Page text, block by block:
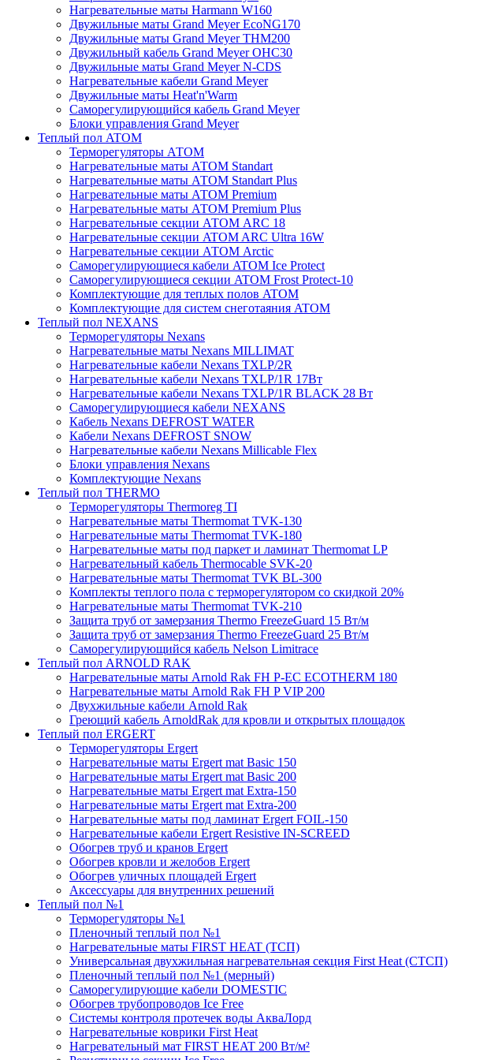
Нагревательные маты Harmann W160
Двужильные маты Grand Meyer EcoNG170
Двужильные маты Grand Meyer THM200
Двужильный кабель Grand Meyer OHC30
Двужильные маты Grand Meyer N-CDS
Нагревательные кабели Grand Meyer
Двужильные маты Heat'n'Warm
Саморегулирующийся кабель Grand Meyer
Блоки управления Grand Meyer
Теплый пол ATOM
Терморегуляторы АТОМ
Нагревательные маты АТОМ Standart
Нагревательные маты АТОМ Standart Plus
Нагревательные маты АТОМ Premium
Нагревательные маты АТОМ Premium Plus
Нагревательные секции АТОМ ARC 18
Нагревательные секции ATOM ARC Ultra 16W
Нагревательные секции АТОМ Arctic
Саморегулирующиеся кабели ATOM Ice Protect
Саморегулирующиеся секции ATOM Frost Protect-10
Комплектующие для теплых полов ATOM
Комплектующие для систем снеготаяния ATOM
Теплый пол NEXANS
Терморегуляторы Nexans
Нагревательные маты Nexans MILLIMAT
Нагревательные кабели Nexans TXLP/2R
Нагревательные кабели Nexans TXLP/1R 17Вт
Нагревательные кабели Nexans TXLP/1R BLACK 28 Вт
Саморегулирующиеся кабели NEXANS
Кабель Nexans DEFROST WATER
Кабели Nexans DEFROST SNOW
Нагревательные кабели Nexans Millicable Flex
Блоки управления Nexans
Комплектующие Nexans
Теплый пол THERMO
Терморегуляторы Thermoreg TI
Нагревательные маты Thermomat TVK-130
Нагревательные маты Thermomat TVK-180
Нагревательные маты под паркет и ламинат Thermomat LP
Нагревательный кабель Thermocable SVK-20
Нагревательные маты Thermomat TVK BL-300
Комплекты теплого пола с терморегулятором со скидкой 20%
Нагревательные маты Thermomat TVK-210
Защита труб от замерзания Thermo FreezeGuard 15 Вт/м
Защита труб от замерзания Thermo FreezeGuard 25 Вт/м
Саморегулирующийся кабель Nelson Limitrace
Теплый пол ARNOLD RAK
Нагревательные маты Arnold Rak FH P-EC ECOTHERM 180
Нагревательные маты Arnold Rak FH P VIP 200
Двухжильные кабели Arnold Rak
Греющий кабель ArnoldRak для кровли и открытых площадок
Теплый пол ERGERT
Терморегуляторы Ergert
Нагревательные маты Ergert mat Basic 150
Нагревательные маты Ergert mat Basic 200
Нагревательные маты Ergert mat Extra-150
Нагревательные маты Ergert mat Extra-200
Нагревательные маты под ламинат Ergert FOIL-150
Нагревательные кабели Ergert Resistive IN-SCREED
Обогрев труб и кранов Ergert
Обогрев кровли и желобов Ergert
Обогрев уличных площадей Ergert
Аксессуары для внутренних решений
Теплый пол №1
Терморегуляторы №1
Пленочный теплый пол №1
Нагревательные маты FIRST HEAT (ТСП)
Универсальная двухжильная нагревательная секция First Heat (СТСП)
Пленочный теплый пол №1 (мерный)
Саморегулирующие кабели DOMESTIC
Обогрев трубопроводов Ice Free
Системы контроля протечек воды АкваЛорд
Нагревательные коврики First Heat
Нагревательный мат FIRST HEAT 200 Вт/м²